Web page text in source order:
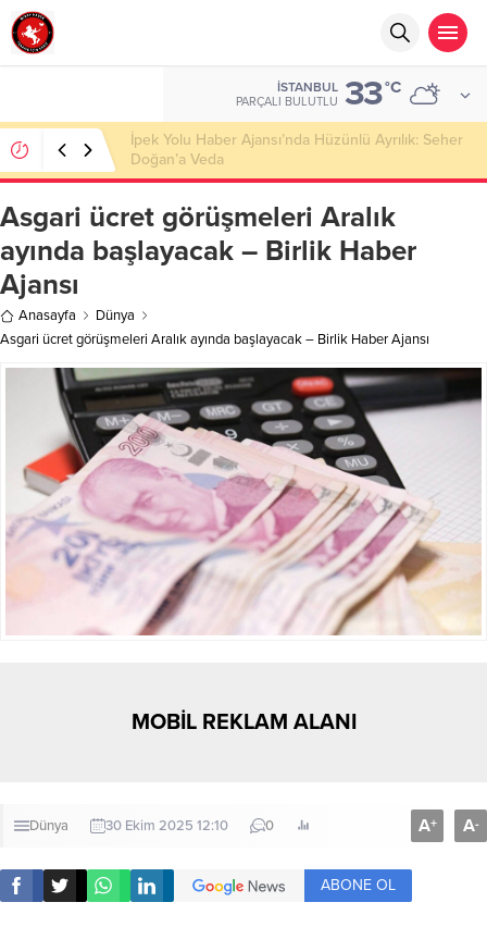
İSTANBUL
PARÇALI BULUTLU 33°C
Başkan Nihat Öztürk, Şanahan’da Hacı Eryaman’a
Misafir Oldu
Asgari ücret görüşmeleri Aralık
ayında başlayacak – Birlik Haber
Ajansı
Anasayfa
Dünya
Asgari ücret görüşmeleri Aralık ayında başlayacak – Birlik Haber Ajansı
MOBİL REKLAM ALANI
Dünya 30 Ekim 2025 12:10 0 A+ A-
ABONE OL